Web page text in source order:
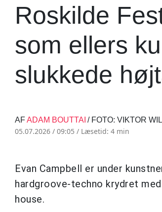
Roskilde
som ellers
slukkede
AFADAM BOUTTAI / FOTO: VIKTOR
05.07.2026 / 09:05 / Læsetid: 4 min
Evan Campbell er under
hardgroove-techno krydret
house.